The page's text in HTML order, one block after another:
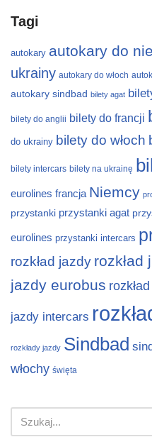
Tagi
autokary autokary do
ukrainy autokary do włoch
autokary sindbad bilety agat
bilety do anglii bilety do francji
do ukrainy bilety do włoch
bilety intercars bilety na ukrainę
eurolines francja Niemcy
przystanki przystanki agat
eurolines przystanki intercars
rozkład jazdy rozkład
jazdy eurobus
jazdy intercars
rozkłady jazdy Sindbad
włochy święta